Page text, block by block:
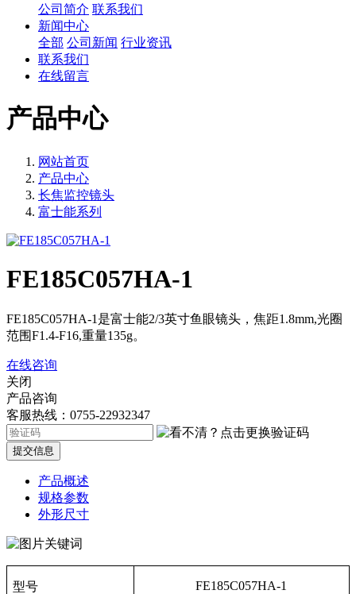
公司简介 联系我们
新闻中心
全部 公司新闻 行业资讯
联系我们
在线留言
产品中心
网站首页
产品中心
长焦监控镜头
富士能系列
FE185C057HA-1
FE185C057HA-1是富士能2/3英寸鱼眼镜头，焦距1.8mm,光圈
范围F1.4-F16,重量135g。
在线咨询
关闭
产品咨询
客服热线：0755-22932347
提交信息
产品概述
规格参数
外形尺寸
型号 FE185C057HA-1